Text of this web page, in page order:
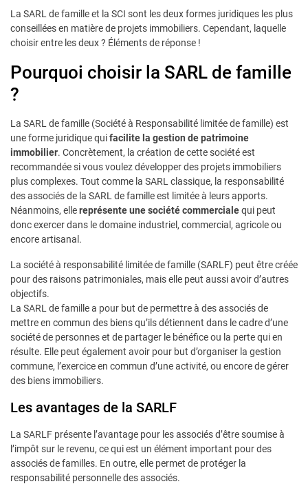
La SARL de famille et la SCI sont les deux formes juridiques les plus
conseillées en matière de projets immobiliers. Cependant, laquelle
choisir entre les deux ? Éléments de réponse !
Pourquoi choisir la SARL de famille
?
La SARL de famille (Société à Responsabilité limitée de famille) est
une forme juridique quifacilite la gestion de patrimoine
immobilier. Concrètement, la création de cette société est
recommandée si vous voulez développer des projets immobiliers
plus complexes. Tout comme la SARL classique, la responsabilité
des associés de la SARL de famille est limitée à leurs apports.
Néanmoins, ellereprésente une société commercialequi peut
donc exercer dans le domaine industriel, commercial, agricole ou
encore artisanal.
La société à responsabilité limitée de famille (SARLF) peut être créée
pour des raisons patrimoniales, mais elle peut aussi avoir d’autres
objectifs.
La SARL de famille a pour but de permettre à des associés de
mettre en commun des biens qu’ils détiennent dans le cadre d’une
société de personnes et de partager le bénéfice ou la perte qui en
résulte. Elle peut également avoir pour but d’organiser la gestion
commune, l’exercice en commun d’une activité, ou encore de gérer
des biens immobiliers.
Les avantages de la SARLF
La SARLF présente l’avantage pour les associés d’être soumise à
l’impôt sur le revenu, ce qui est un élément important pour des
associés de familles. En outre, elle permet de protéger la
responsabilité personnelle des associés.